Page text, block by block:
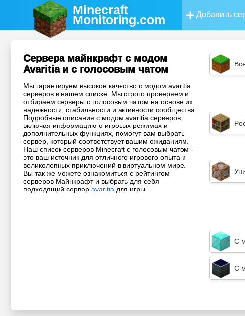
Minecraft
Monitoring.com Добавить
Сервера майнкрафт с модом
Avaritia и с голосовым чатом
Мы гарантируем высокое качество с модом avaritia
серверов в нашем списке. Мы строго проверяем и
отбираем серверы с голосовым чатом на основе их
надежности, стабильности и активности сообщества.
Подробные описания с модом avaritia серверов,
включая информацию о игровых режимах и
дополнительных функциях, помогут вам выбрать
сервер, который соответствует вашим ожиданиям.
Наш список серверов Minecraft с голосовым чатом -
это ваш источник для отличного игрового опыта и
великолепных приключений в виртуальном мире.
Вы так же можете ознакомиться с рейтингом
серверов Майнкрафт и выбрать для себя
подходящий сервер avaritia для игры.
С
С